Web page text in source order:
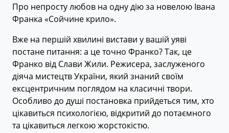
Про непросту любов на одну дію за новелою Івана
Франка «Сойчине крило».
Вже на першій хвилині вистави у вашій уяві
постане питання: а це точно Франко? Так, це
Франко від Слави Жили. Режисера, заслуженого
діяча мистецтв України, який знаний своїм
ексцентричним поглядом на класичні твори.
Особливо до душі постановка прийдеться тим, хто
цікавиться психологією, відкритий до потаємного
та цікавиться легкою жорстокістю.